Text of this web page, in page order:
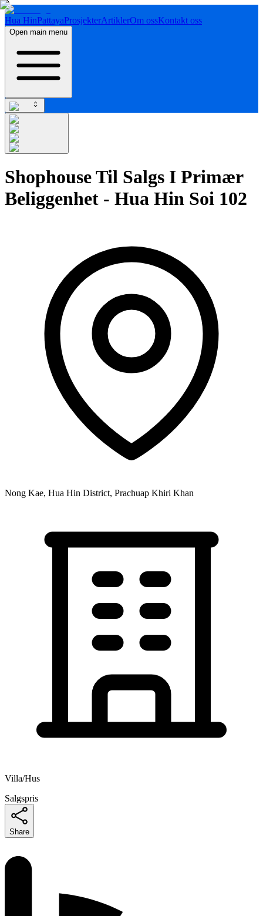
Hua HinPattayaProsjekterArtiklerOm ossKontakt oss
Open main menu
Shophouse Til Salgs I Primær
Beliggenhet - Hua Hin Soi 102
Nong Kae, Hua Hin District, Prachuap Khiri Khan
Villa/Hus
Salgspris
Share